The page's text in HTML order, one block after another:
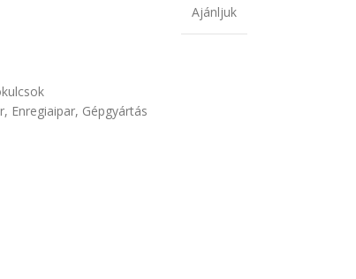
Ajánljuk
, Enregiaipar, Gépgyártás